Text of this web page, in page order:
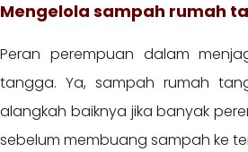
Mengelola sampah rumah
Peran perempuan dalam
tangga. Ya, sampah rumah
alangkah baiknya jika banyak
sebelum membuang sampah ke